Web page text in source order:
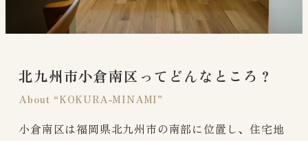
北九州市小倉南区ってどんなところ？
About “KOKURA-MINAMI”
小倉南区は福岡県北九州市の南部に位置し、住宅地